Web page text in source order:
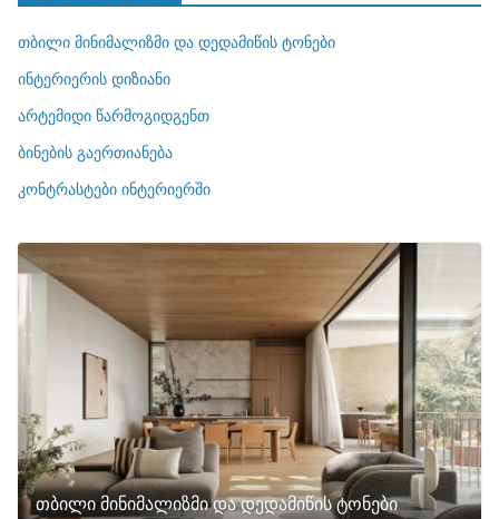
ო
რ
ბ
ი
თბილი მინიმალიზმი და დედამიწის ტონები
ინტერიერის დიზიანი
არტემიდი წარმოგიდგენთ
ბინების გაერთიანება
კონტრასტები ინტერიერში
თბილი მინიმალიზმი და დედამიწის ტონები